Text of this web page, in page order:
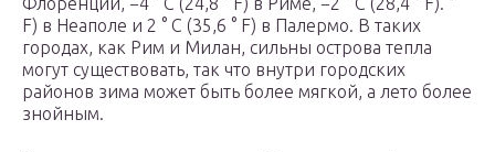
F) в Неаполе и 2 ° C (35,6 ° F) в Палермо. В таких
городах, как Рим и Милан, сильны острова тепла
могут существовать, так что внутри городских
районов зима может быть более мягкой, а лето более
знойным.